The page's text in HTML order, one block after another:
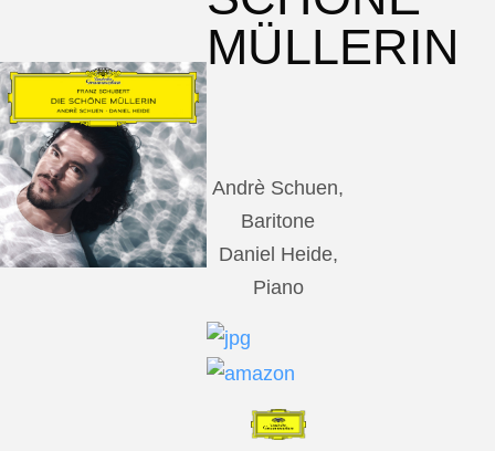
MÜLLERIN
Andrè Schuen,
Baritone
Daniel Heide,
Piano